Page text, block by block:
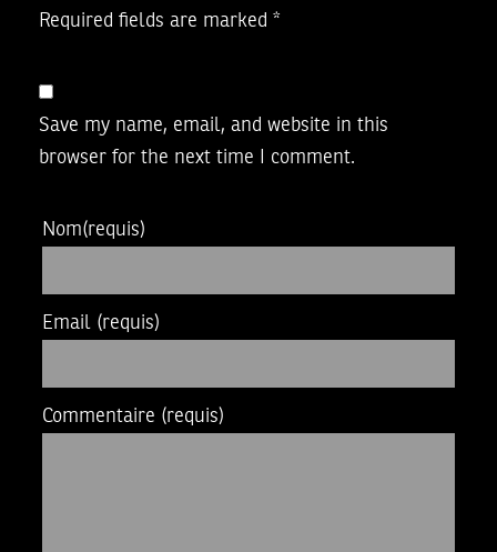
Required fields are marked *
Save my name, email, and website in this
browser for the next time I comment.
Nom(requis)
Email (requis)
Commentaire (requis)